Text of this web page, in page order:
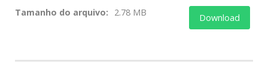
Tamanho do arquivo: 2.78 MB Download